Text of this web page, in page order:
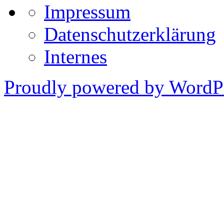
Impressum
Datenschutzerklärung
Internes
Proudly powered by